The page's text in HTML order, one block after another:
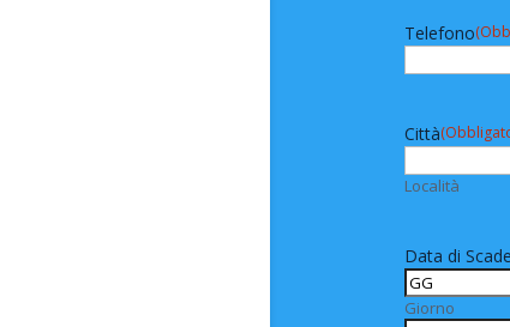
Telefono
Città
Località
Data di
Giorno